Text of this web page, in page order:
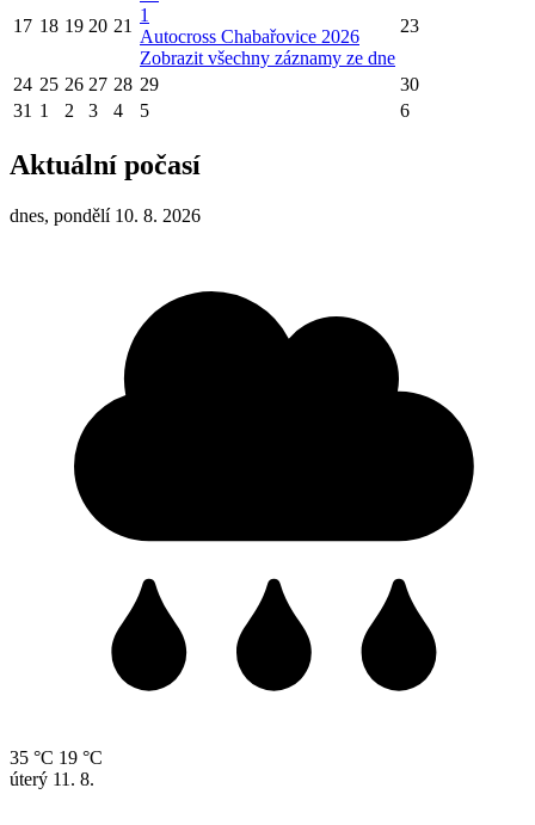
17 18 19 20 21
1
Autocross Chabařovice 2026
Zobrazit všechny záznamy ze dne
23
24 25 26 27 28 29
30
31 1 2 3 4 5 6
Aktuální počasí
dnes, pondělí 10. 8. 2026
35 °C 19 °C
úterý 11. 8.